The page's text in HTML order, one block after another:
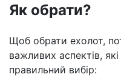
Як обрати?
Щоб обрати ехолот,
важливих аспектів,
правильний вибір: